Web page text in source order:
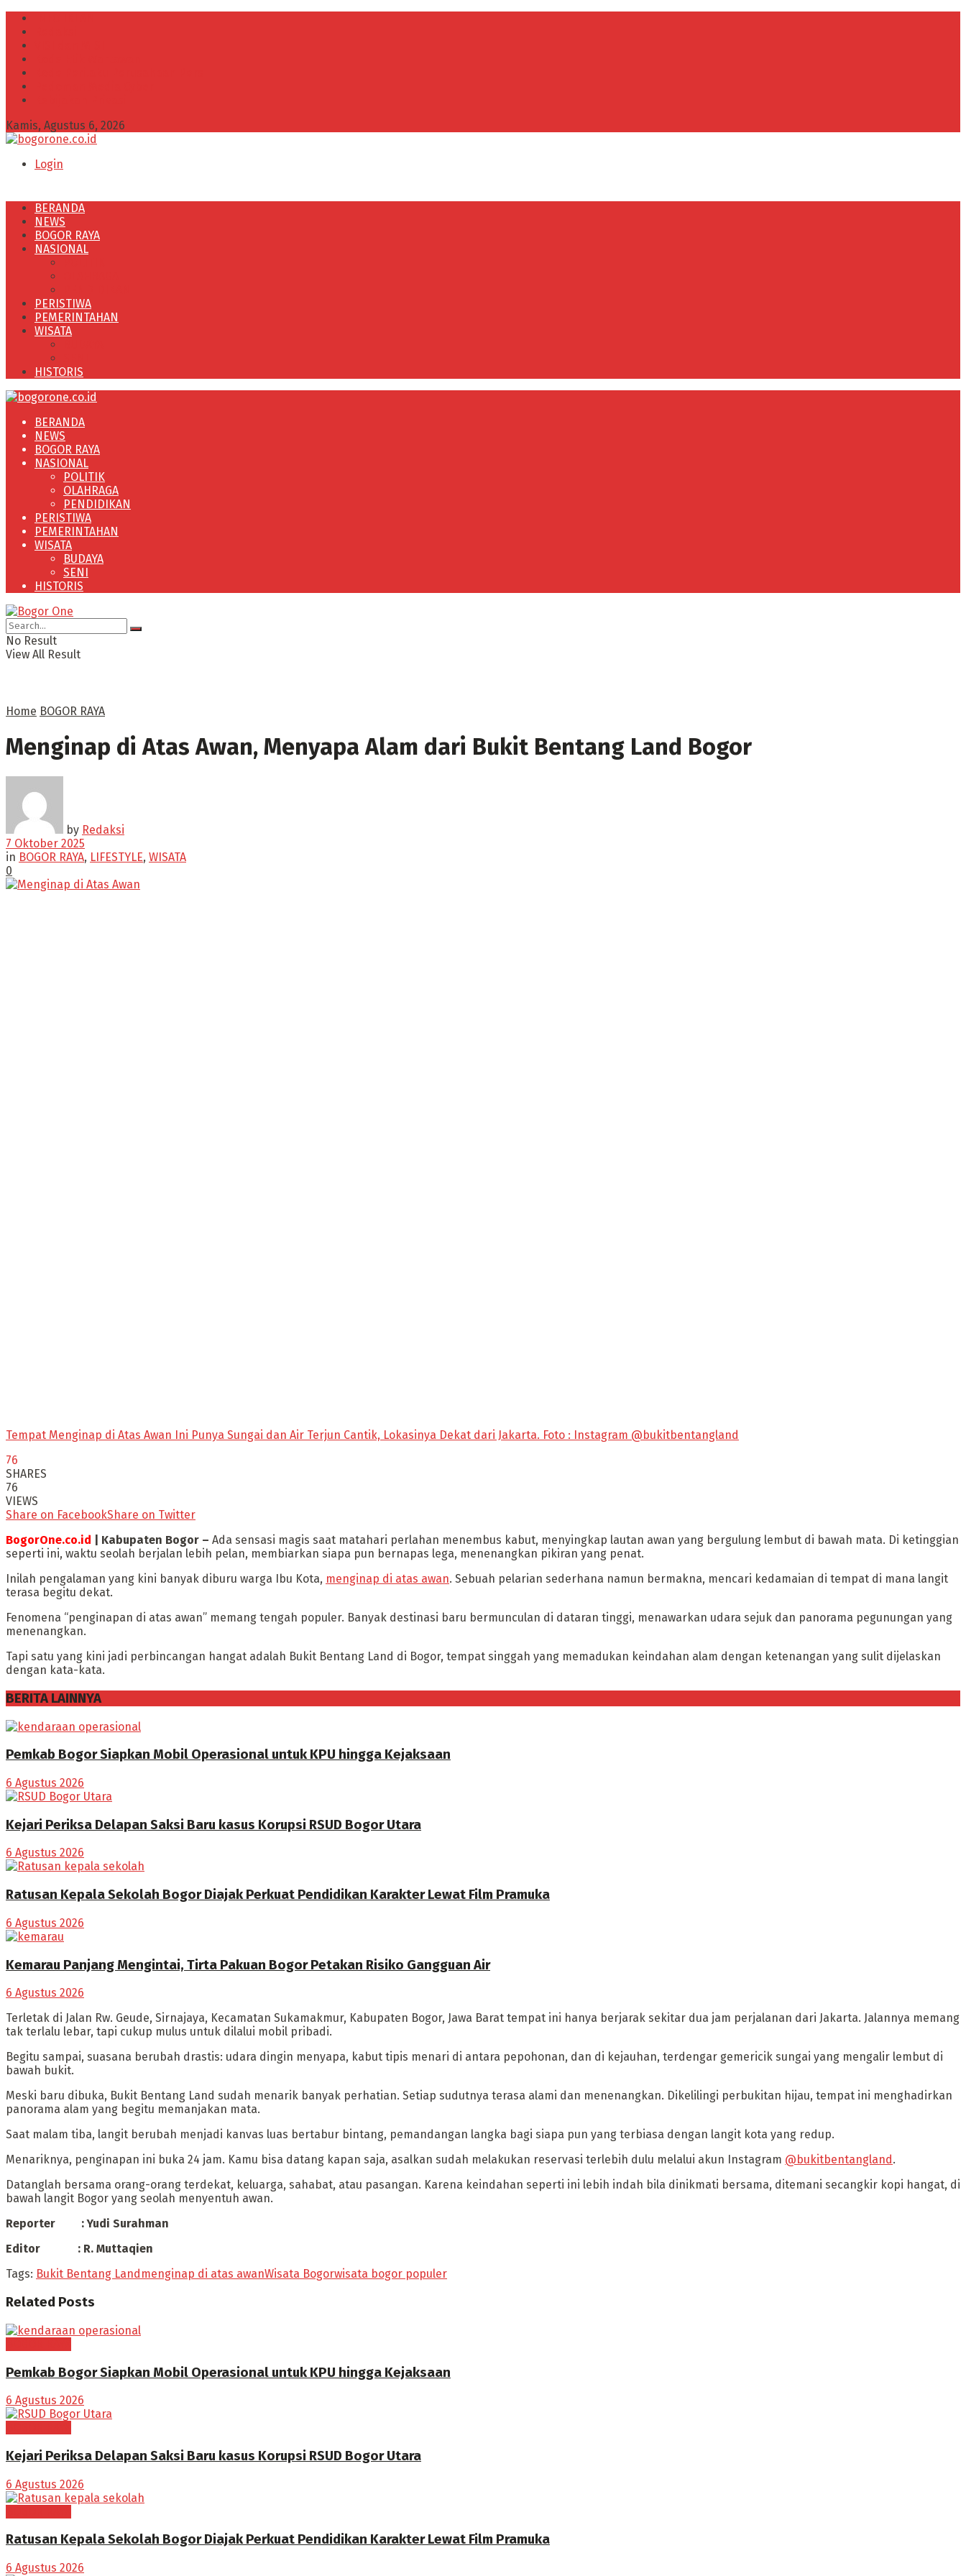
Kamis, Agustus 6, 2026
Login
BERANDA
NEWS
BOGOR RAYA
NASIONAL
PERISTIWA
PEMERINTAHAN
WISATA
HISTORIS
BERANDA
NEWS
BOGOR RAYA
NASIONAL
POLITIK
OLAHRAGA
PENDIDIKAN
PERISTIWA
PEMERINTAHAN
WISATA
BUDAYA
SENI
HISTORIS
No Result
View All Result
Home BOGOR RAYA
Menginap di Atas Awan, Menyapa Alam dari Bukit Bentang Land Bogor
by Redaksi
7 Oktober 2025
in BOGOR RAYA, LIFESTYLE, WISATA
0
Tempat Menginap di Atas Awan Ini Punya Sungai dan Air Terjun Cantik, Lokasinya Dekat dari Jakarta. Foto : Instagram @bukitbentangland
76
SHARES
76
VIEWS
Share on FacebookShare on Twitter
BogorOne.co.id
| Kabupaten Bogor – Ada sensasi magis saat matahari perlahan menembus kabut, menyingkap lautan awan yang bergulung lembut di bawah mata. Di ketinggian
seperti ini, waktu seolah berjalan lebih pelan, membiarkan siapa pun bernapas lega, menenangkan pikiran yang penat.
Inilah pengalaman yang kini banyak diburu warga Ibu Kota, menginap di atas awan. Sebuah pelarian sederhana namun bermakna, mencari kedamaian di tempat di mana langit
terasa begitu dekat.
Fenomena “penginapan di atas awan” memang tengah populer. Banyak destinasi baru bermunculan di dataran tinggi, menawarkan udara sejuk dan panorama pegunungan yang
menenangkan.
Tapi satu yang kini jadi perbincangan hangat adalah Bukit Bentang Land di Bogor, tempat singgah yang memadukan keindahan alam dengan ketenangan yang sulit dijelaskan
dengan kata-kata.
BERITA LAINNYA
Pemkab Bogor Siapkan Mobil Operasional untuk KPU hingga Kejaksaan
6 Agustus 2026
Kejari Periksa Delapan Saksi Baru kasus Korupsi RSUD Bogor Utara
6 Agustus 2026
Ratusan Kepala Sekolah Bogor Diajak Perkuat Pendidikan Karakter Lewat Film Pramuka
6 Agustus 2026
Kemarau Panjang Mengintai, Tirta Pakuan Bogor Petakan Risiko Gangguan Air
6 Agustus 2026
Terletak di Jalan Rw. Geude, Sirnajaya, Kecamatan Sukamakmur, Kabupaten Bogor, Jawa Barat tempat ini hanya berjarak sekitar dua jam perjalanan dari Jakarta. Jalannya memang
tak terlalu lebar, tapi cukup mulus untuk dilalui mobil pribadi.
Begitu sampai, suasana berubah drastis: udara dingin menyapa, kabut tipis menari di antara pepohonan, dan di kejauhan, terdengar gemericik sungai yang mengalir lembut di
bawah bukit.
Meski baru dibuka, Bukit Bentang Land sudah menarik banyak perhatian. Setiap sudutnya terasa alami dan menenangkan. Dikelilingi perbukitan hijau, tempat ini menghadirkan
panorama alam yang begitu memanjakan mata.
Saat malam tiba, langit berubah menjadi kanvas luas bertabur bintang, pemandangan langka bagi siapa pun yang terbiasa dengan langit kota yang redup.
Menariknya, penginapan ini buka 24 jam. Kamu bisa datang kapan saja, asalkan sudah melakukan reservasi terlebih dulu melalui akun Instagram @bukitbentangland .
Datanglah bersama orang-orang terdekat, keluarga, sahabat, atau pasangan. Karena keindahan seperti ini lebih indah bila dinikmati bersama, ditemani secangkir kopi hangat, di
bawah langit Bogor yang seolah menyentuh awan.
Reporter : Yudi Surahman
Editor : R. Muttaqien
Tags: Bukit Bentang Land menginap di atas awanWisata Bogorwisata bogor populer
Related Posts
Pemkab Bogor Siapkan Mobil Operasional untuk KPU hingga Kejaksaan
6 Agustus 2026
Kejari Periksa Delapan Saksi Baru kasus Korupsi RSUD Bogor Utara
6 Agustus 2026
Ratusan Kepala Sekolah Bogor Diajak Perkuat Pendidikan Karakter Lewat Film Pramuka
6 Agustus 2026